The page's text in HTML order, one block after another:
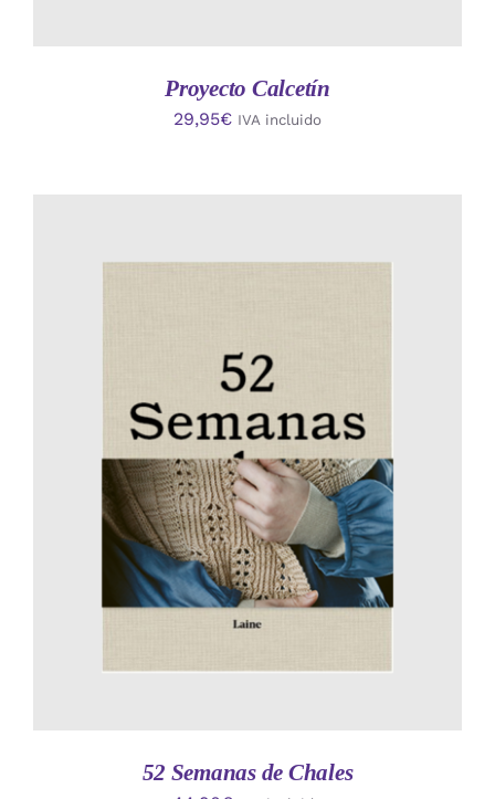
Proyecto Calcetín
29,95€ IVA incluido
AÑADIR AL CARRITO
/
DETALLES
52 Semanas de Chales